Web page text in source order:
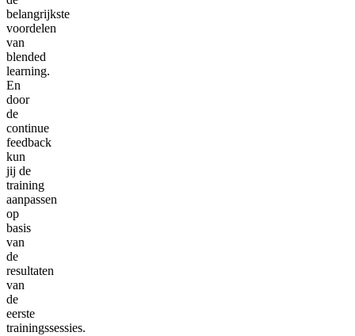
belangrijkste
voordelen
van
blended
learning.
En
door
de
continue
feedback
kun
jij de
training
aanpassen
op
basis
van
de
resultaten
van
de
eerste
trainingssessies.